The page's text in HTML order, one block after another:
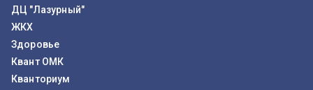
ДЦ "Лазурный"
ЖКХ
Здоровье
Квант ОМК
Кванториум